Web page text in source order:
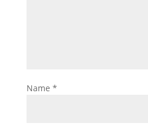
Name *